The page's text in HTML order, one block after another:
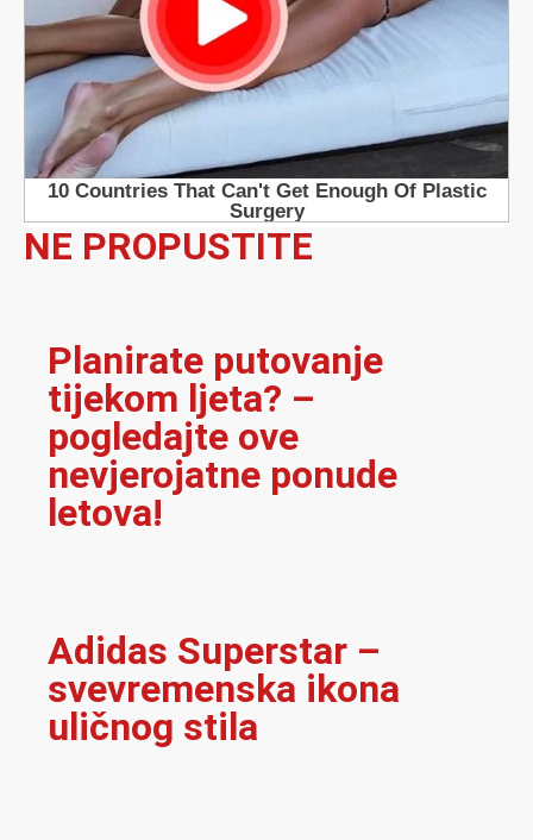
NE PROPUSTITE
Planirate putovanje
tijekom ljeta? –
pogledajte ove
nevjerojatne ponude
letova!
Adidas Superstar –
svevremenska ikona
uličnog stila